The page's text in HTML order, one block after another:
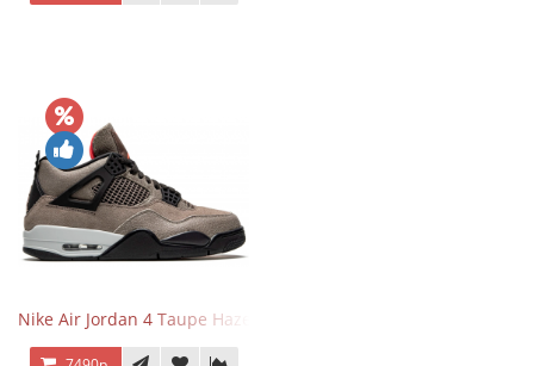
Nike Air Jordan 4 Taupe Haze